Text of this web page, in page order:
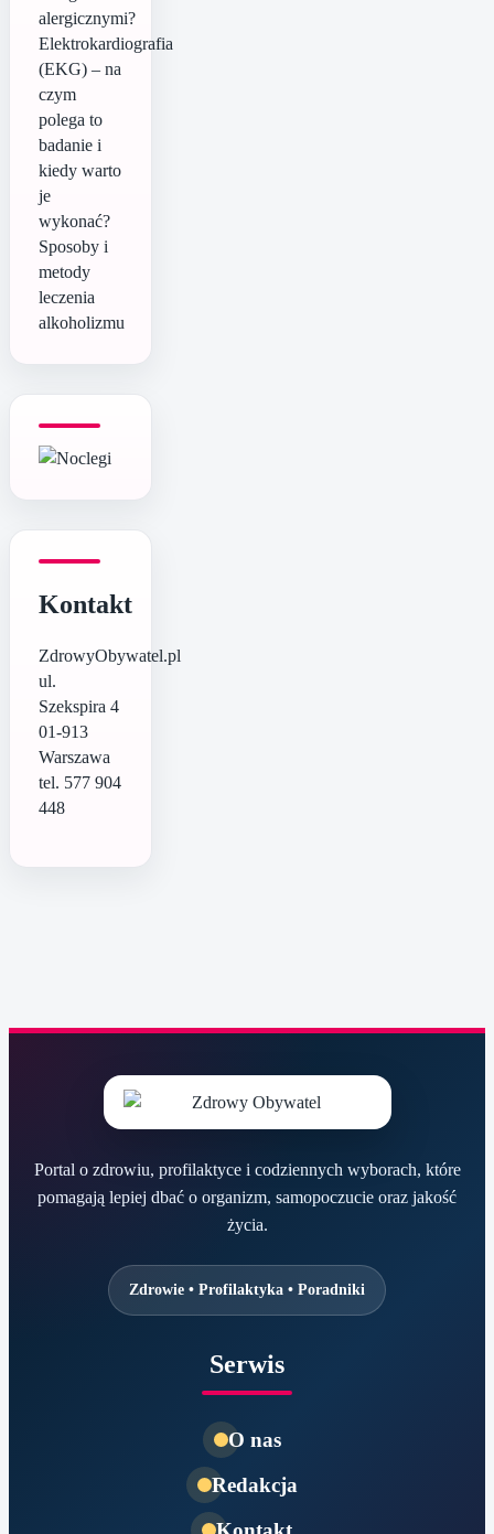
alergicznymi?
Elektrokardiografia
(EKG) – na
czym
polega to
badanie i
kiedy warto
je
wykonać?
Sposoby i
metody
leczenia
alkoholizmu
Kontakt
ZdrowyObywatel.pl
ul.
Szekspira 4
01-913
Warszawa
tel. 577 904
448
Portal o zdrowiu, profilaktyce i codziennych wyborach, które
pomagają lepiej dbać o organizm, samopoczucie oraz jakość
życia.
Zdrowie • Profilaktyka • Poradniki
Serwis
O nas
Redakcja